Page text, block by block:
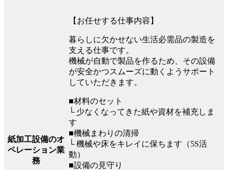
紙加工設備のオ
ペレーション業
務
【お任せする仕事内容】
暮らしに欠かせない生活必需品の製造を
支える仕事です。
機械が自動で製品を作るため、その設備
が安全かつスムーズに動くようサポート
していただきます。
■材料のセット
└ 少なくなってきた紙や資材を補充しま
す
■機械まわりの清掃
└ 機械や床をキレイに保ちます（5S活
動）
■設備の見守り